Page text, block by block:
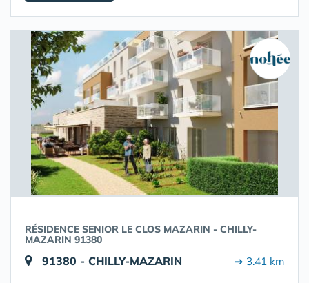
RÉSIDENCE SENIOR LE CLOS MAZARIN - CHILLY-
MAZARIN 91380
91380 - CHILLY-MAZARIN ➔ 3.41 km